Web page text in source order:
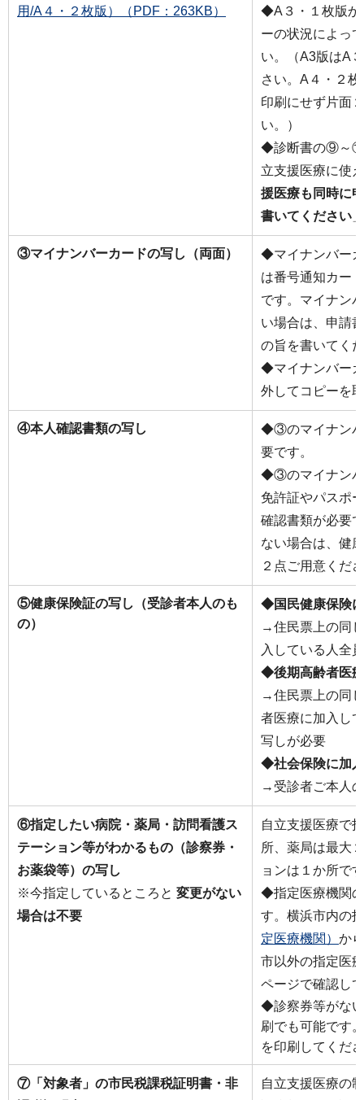
用/A４・２枚版）（PDF：263KB）
◆A３・１枚版か
ーの状況によっ
い。（A3版はA
さい。A４・２
印刷にせず片面
い。）
◆診断書の⑨～⑪
立支援医療に使
援医療も同時に
書いてください
③マイナンバーカードの写し（両面）
◆マイナンバー
は番号通知カー
です。マイナン
い場合は、申請
の旨を書いてく
◆マイナンバー
外してコピーを
④本人確認書類の写し
◆③のマイナンバ
要です。
◆③のマイナンバ
免許証やパスポ
確認書類が必要
ない場合は、健
２点ご用意くだ
⑤健康保険証の写し（受診者本人のも
の）
◆国民健康保険
→住民票上の同
入している人全
◆後期高齢者医
→住民票上の同
者医療に加入し
写しが必要
◆社会保険に加
→受診者ご本人
⑥指定したい病院・薬局・訪問看護ス
テーション等がわかるもの（診察券・
お薬袋等）の写し
※今指定しているところと 変更がない
場合は不要
自立支援医療で
所、薬局は最大
ョンは１か所で
◆指定医療機関
す。横浜市内の
定医療機関） か
市以外の指定医
ページで確認し
◆診察券等がな
刷でも可能です
を印刷してくだ
⑦「対象者」の市民税課税証明書・非
自立支援医療の